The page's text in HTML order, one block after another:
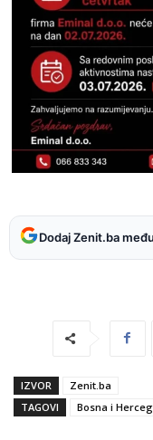
Dodaj Zenit.ba
IZVOR
Zenit.ba
TAGOVI
Bosna i